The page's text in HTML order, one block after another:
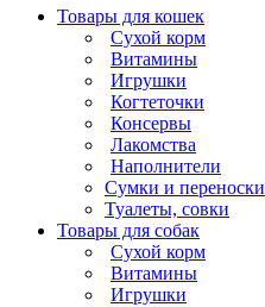
Товары для кошек
Cухой корм
Витамины
Игрушки
Когтеточки
Консервы
Лакомства
Наполнители
Сумки и переноски
Туалеты, совки
Товары для собак
Cухой корм
Витамины
Игрушки